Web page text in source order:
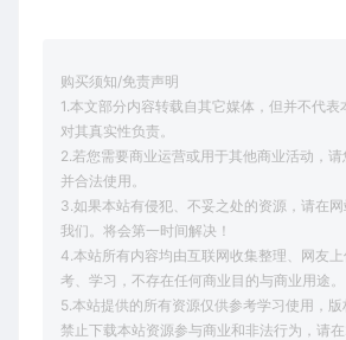
购买须知/免责声明
1.本文部分内容转载自其它媒体，但并不代表
对其真实性负责。
2.若您需要商业运营或用于其他商业活动，
并合法使用。
3.如果本站有侵犯、不妥之处的资源，请在
我们。将会第一时间解决！
4.本站所有内容均由互联网收集整理、网友
考、学习，不存在任何商业目的与商业用途。
5.本站提供的所有资源仅供参考学习使用，版
禁止下载本站资源参与商业和非法行为，请